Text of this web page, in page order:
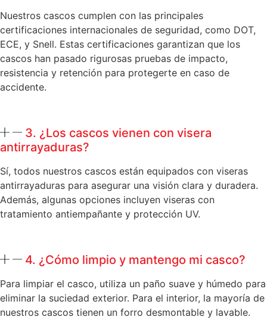
Nuestros cascos cumplen con las principales
certificaciones internacionales de seguridad, como DOT,
ECE, y Snell. Estas certificaciones garantizan que los
cascos han pasado rigurosas pruebas de impacto,
resistencia y retención para protegerte en caso de
accidente.
3. ¿Los cascos vienen con visera
antirrayaduras?
Sí, todos nuestros cascos están equipados con viseras
antirrayaduras para asegurar una visión clara y duradera.
Además, algunas opciones incluyen viseras con
tratamiento antiempañante y protección UV.
4. ¿Cómo limpio y mantengo mi casco?
Para limpiar el casco, utiliza un paño suave y húmedo para
eliminar la suciedad exterior. Para el interior, la mayoría de
nuestros cascos tienen un forro desmontable y lavable.